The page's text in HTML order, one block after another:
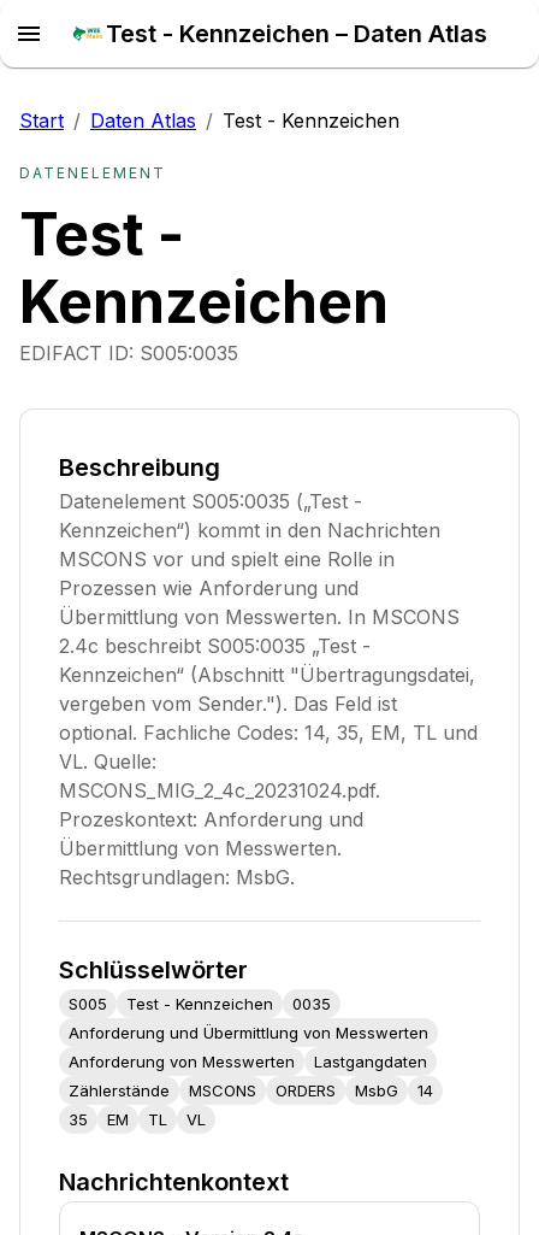
Test - Kennzeichen – Daten Atlas
Start / Daten Atlas / Test - Kennzeichen
DATENELEMENT
Test -
Kennzeichen
EDIFACT ID: S005:0035
Beschreibung
Datenelement S005:0035 („Test -
Kennzeichen“) kommt in den Nachrichten
MSCONS vor und spielt eine Rolle in
Prozessen wie Anforderung und
Übermittlung von Messwerten. In MSCONS
2.4c beschreibt S005:0035 „Test -
Kennzeichen“ (Abschnitt "Übertragungsdatei,
vergeben vom Sender."). Das Feld ist
optional. Fachliche Codes: 14, 35, EM, TL und
VL. Quelle:
MSCONS_MIG_2_4c_20231024.pdf.
Prozeskontext: Anforderung und
Übermittlung von Messwerten.
Rechtsgrundlagen: MsbG.
Schlüsselwörter
S005 Test - Kennzeichen
0035
Anforderung und Übermittlung von Messwerten
Anforderung von Messwerten
Lastgangdaten
Zählerstände
MSCONS ORDERS MsbG
14
35
EM TL VL
Nachrichtenkontext